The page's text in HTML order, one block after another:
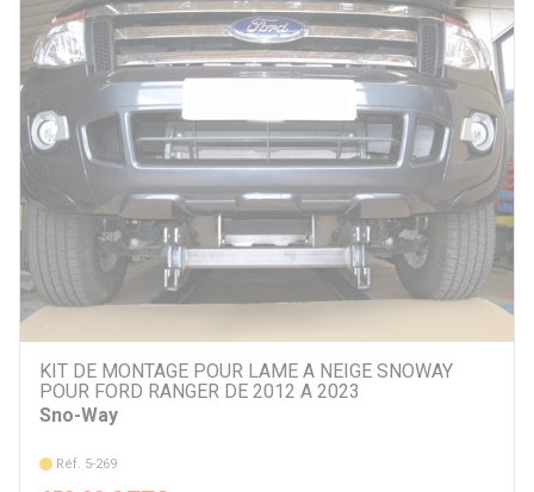
KIT DE MONTAGE POUR LAME A NEIGE SNOWAY
POUR FORD RANGER DE 2012 A 2023
Sno-Way
Réf. 5-269